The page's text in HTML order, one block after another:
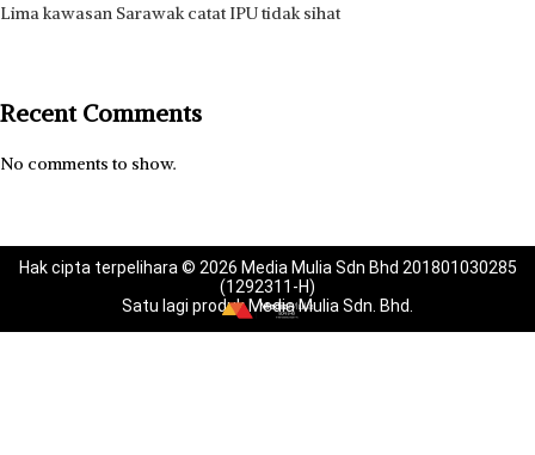
Lima kawasan Sarawak catat IPU tidak sihat
Recent Comments
No comments to show.
Hak cipta terpelihara © 2026 Media Mulia Sdn Bhd 201801030285
(1292311-H)
Satu lagi produk Media Mulia Sdn. Bhd.